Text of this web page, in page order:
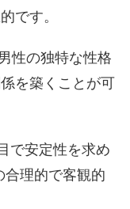
です。
性の独特な性格
を築くことが可
で安定性を求め
合理的で客観的